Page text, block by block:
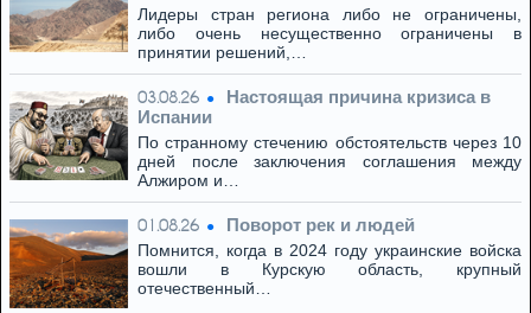
Лидеры стран региона либо не ограничены,
либо очень несущественно ограничены в
принятии решений,…
03.08.26
Настоящая причина кризиса в
Испании
По странному стечению обстоятельств через 10
дней после заключения соглашения между
Алжиром и…
01.08.26 Поворот рек и людей
Помнится, когда в 2024 году украинские войска
вошли в Курскую область, крупный
отечественный…